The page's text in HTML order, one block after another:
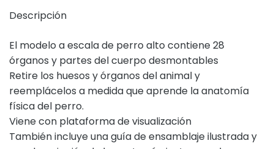
Descripción
El modelo a escala de perro alto contiene 28
órganos y partes del cuerpo desmontables
Retire los huesos y órganos del animal y
reemplácelos a medida que aprende la anatomía
física del perro.
Viene con plataforma de visualización
También incluye una guía de ensamblaje ilustrada y